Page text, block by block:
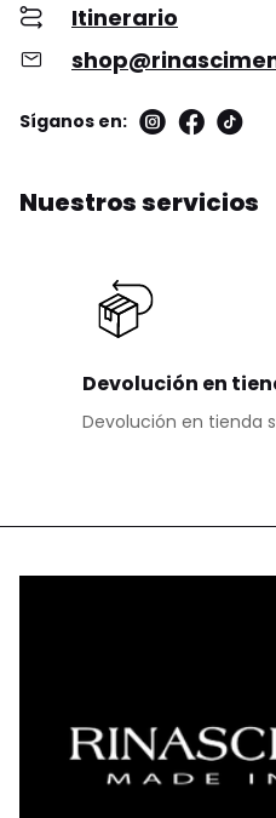
Itinerario
Síganos en:
Nuestros servicios
Devolución en
Devolución en tienda